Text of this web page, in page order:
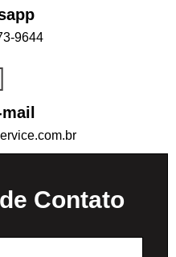
9644
mail
Contato